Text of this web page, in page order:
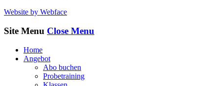
Website by Webface
Site Menu Close Menu
Home
Angebot
Abo buchen
Probetraining